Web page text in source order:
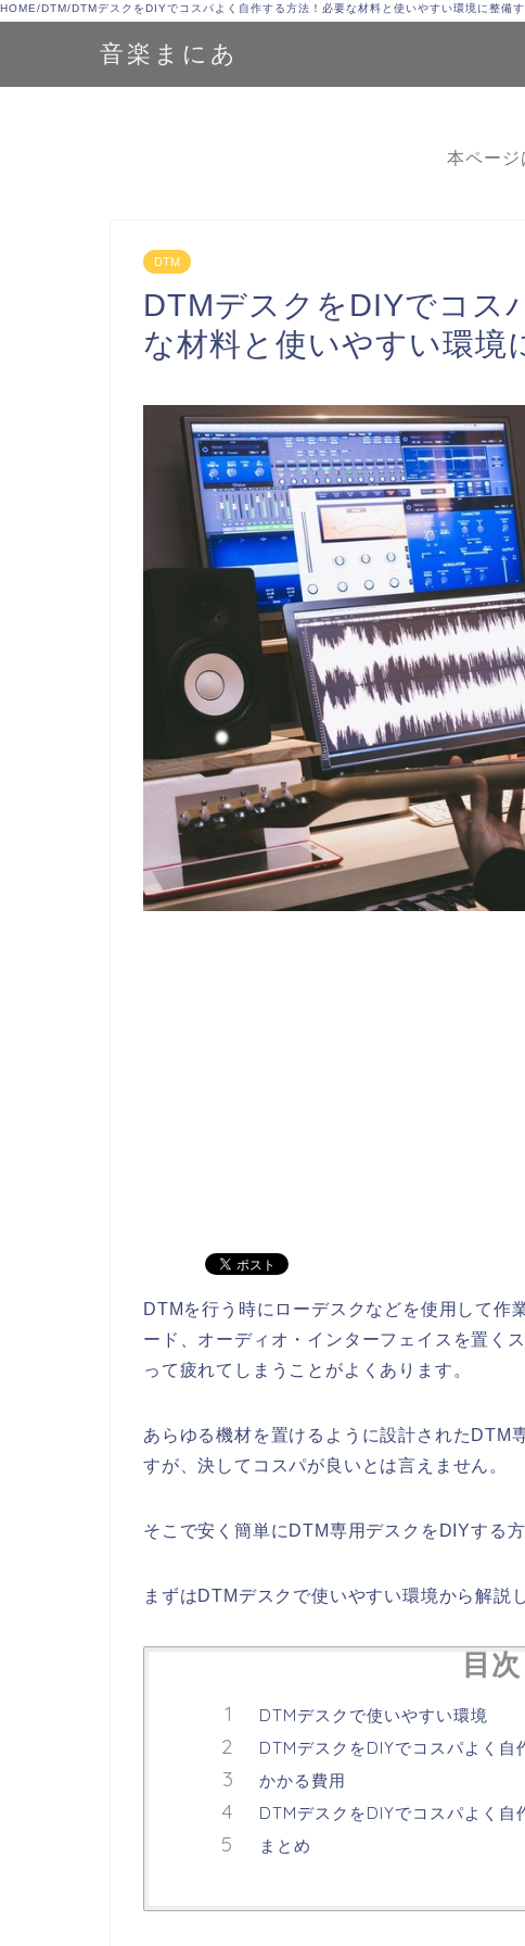
HOME/DTM/DTMデスクをDIYでコスパよく自作する方法！必要な材料と使いやすい環境に整備
音楽まにあ
本ページ
DTM
DTMデスクをDIYでコス
な材料と使いやすい環境
DTMを行う時にローデスクなどを使用して作
ード、オーディオ・インターフェイスを置く
って疲れてしまうことがよくあります。
あらゆる機材を置けるように設計されたDTM
すが、決してコスパが良いとは言えません。
そこで安く簡単にDTM専用デスクをDIYする
まずはDTMデスクで使いやすい環境から解説
目次
DTMデスクで使いやすい環境
DTMデスクをDIYでコスパよく
かかる費用
DTMデスクをDIYでコスパよく自
まとめ